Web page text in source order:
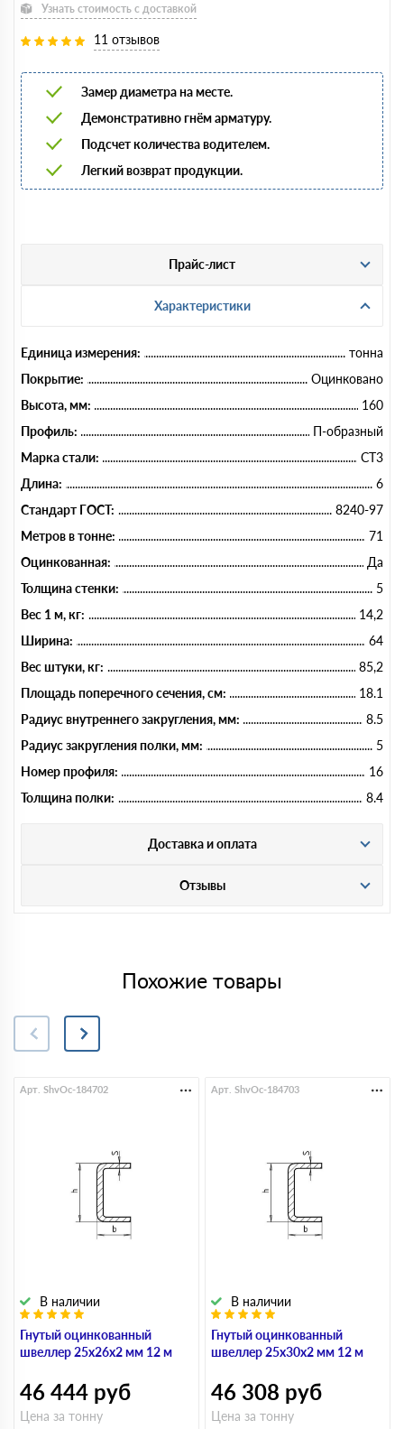
Узнать стоимость с доставкой
11 отзывов
Замер диаметра на месте.
Демонстративно гнём арматуру.
Подсчет количества водителем.
Легкий возврат продукции.
Прайс-лист
Характеристики
Единица измерения:
тонна
Покрытие:
Оцинковано
Высота, мм:
160
Профиль:
П-образный
Марка стали:
СТ3
Длина:
6
Стандарт ГОСТ:
8240-97
Метров в тонне:
71
Оцинкованная:
Да
Толщина стенки:
5
Вес 1 м, кг:
14,2
Ширина:
64
Вес штуки, кг:
85,2
Площадь поперечного сечения, см:
18.1
Радиус внутреннего закругления, мм:
8.5
Радиус закругления полки, мм:
5
Номер профиля:
16
Толщина полки:
8.4
Доставка и оплата
Отзывы
Похожие товары
Гнутый оцинкованный
швеллер 25х26х2 мм 12 м
В наличии
Арт. ShvOc-184702
46 444 руб
Цена за тонну
Гнутый оцинкованный
швеллер 25х30х2 мм 12 м
В наличии
Арт. ShvOc-184703
46 308 руб
Цена за тонну